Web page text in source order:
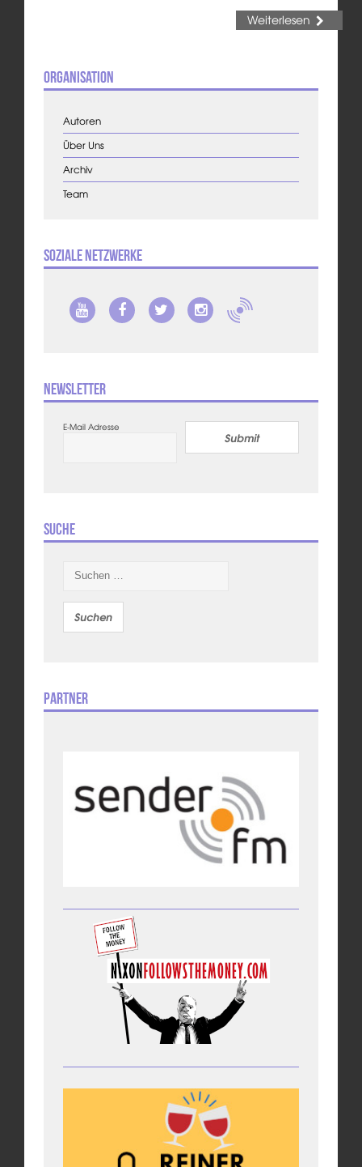
Weiterlesen
Organisation
Autoren
Über Uns
Archiv
Team
Soziale Netzwerke
Newsletter
E-Mail Adresse
Submit
Suche
nach:
Partner